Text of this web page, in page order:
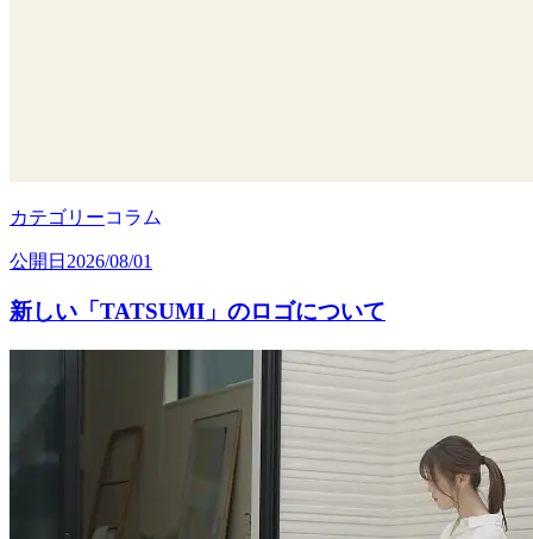
カテゴリーコラム
公開日 2026/08/01
新しい「TATSUMI」のロゴについて